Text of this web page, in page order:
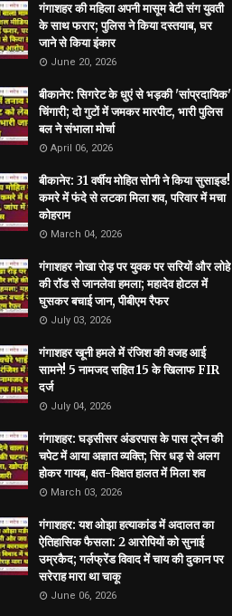
गंगाशहर की महिला अपनी मासूम बेटी संग युवती
के साथ फरार; पुलिस ने किया दस्तयाब, घर
जाने से किया इंकार
June 20, 2026
बीकानेर: सिगरेट के धुएं से भड़की 'सांप्रदायिक'
चिंगारी; दो गुटों में जमकर मारपीट, भारी पुलिस
बल ने संभाला मोर्चा
April 06, 2026
बीकानेर: 31 वर्षीय मोहित सोनी ने किया सुसाइड!
कमरे में फंदे से लटका मिला शव, परिवार में मचा
कोहराम
March 04, 2026
गंगाशहर नोखा रोड़ पर युवक पर सरियों और लोहे
की रॉड से जानलेवा हमला; महादेव होटल में
घुसकर बचाई जान, पीबीएम रैफर
July 03, 2026
गंगाशहर खूनी हमले में रंजिश की वजह आई
सामने! 5 नामजद सहित 15 के खिलाफ FIR
दर्ज
July 04, 2026
गंगाशहर: घड़सीसर अंडरपास के पास ट्रेन की
चपेट में आया अज्ञात व्यक्ति; सिर धड़ से अलग
होकर गायब, क्षत-विक्षत हालत में मिला शव
March 03, 2026
गंगाशहर: यश ओझा हत्याकांड में अदालत का
ऐतिहासिक फैसला: 2 आरोपियों को सुनाई
उम्रकैद; गर्लफ्रेंड विवाद में चाय की दुकान पर
सरेराह मारा था चाकू
June 06, 2026